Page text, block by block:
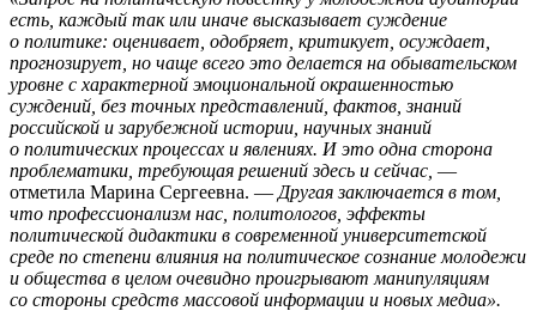
есть, каждый так или иначе высказывает суждение
о политике: оценивает, одобряет, критикует, осуждает,
прогнозирует, но чаще всего это делается на обывательском
уровне с характерной эмоциональной окрашенностью
суждений, без точных представлений, фактов, знаний
российской и зарубежной истории, научных знаний
о политических процессах и явлениях. И это одна сторона
проблематики, требующая решений здесь и сейчас, —
отметила Марина Сергеевна. — Другая заключается в том,
что профессионализм нас, политологов, эффекты
политической дидактики в современной университетской
среде по степени влияния на политическое сознание молодежи
и общества в целом очевидно проигрывают манипуляциям
со стороны средств массовой информации и новых медиа».